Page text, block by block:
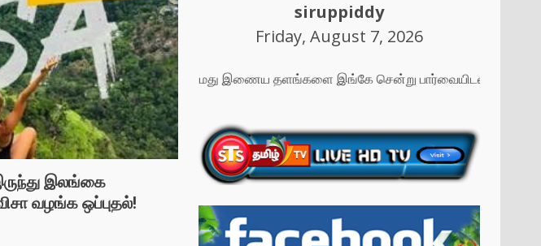
இலங்கை
வழங்க ஒப்புதல்!
siruppiddy
Friday, August 7, 2026
எமது இணைய தளங்களை இங்கே சென்று பார்வையிடலாம் ....